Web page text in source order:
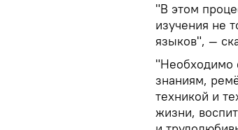
"В этом
изучения не
языков", —
"Необходимо
знаниям,
техникой и
жизни,